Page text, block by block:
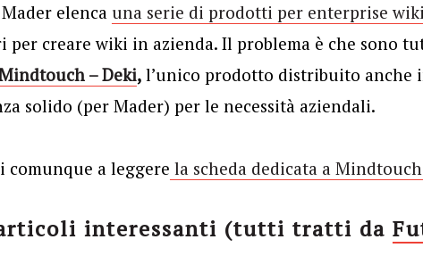
elenca una serie di prodotti per enterprise wiki
per creare wiki in azienda. Il problema è che sono
– Deki,l’unico prodotto distribuito anche
solido (per Mader) per le necessità aziendali.
comunque a leggere la scheda dedicata a
interessanti (tutti tratti da